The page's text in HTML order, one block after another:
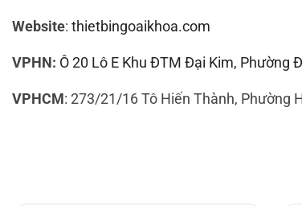
Website: thietbingoaikhoa.com
VPHN: Ô 20 Lô E Khu ĐTM Đại Kim, Phường
VPHCM: 273/21/16 Tô Hiến Thành, Phường